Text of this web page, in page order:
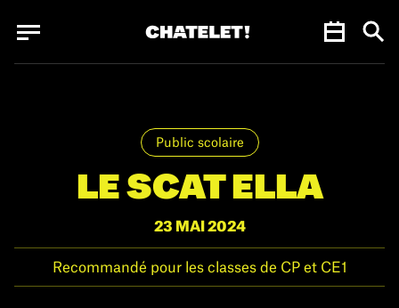
Public scolaire
LE SCAT ELLA
23 MAI 2024
Recommandé pour les classes de CP et CE1